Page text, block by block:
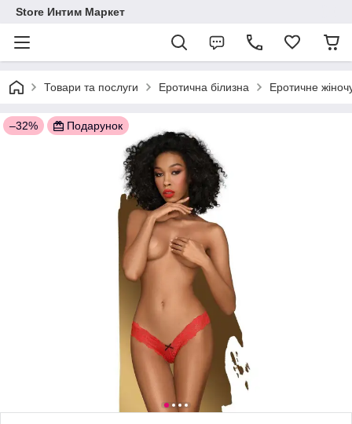
Store Интим Маркет
Товари та послуги Еротична білизна Еротичне
–32% Подарунок